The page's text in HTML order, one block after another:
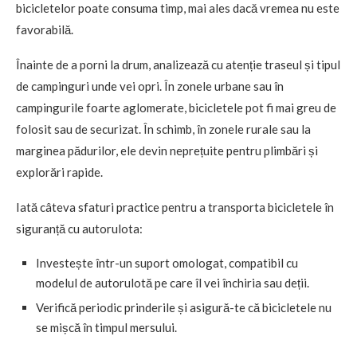
bicicletelor poate consuma timp, mai ales dacă vremea nu este
favorabilă.
Înainte de a porni la drum, analizează cu atenție traseul și tipul
de campinguri unde vei opri. În zonele urbane sau în
campingurile foarte aglomerate, bicicletele pot fi mai greu de
folosit sau de securizat. În schimb, în zonele rurale sau la
marginea pădurilor, ele devin neprețuite pentru plimbări și
explorări rapide.
Iată câteva sfaturi practice pentru a transporta bicicletele în
siguranță cu autorulota:
Investește într-un suport omologat, compatibil cu
modelul de autorulotă pe care îl vei închiria sau deții.
Verifică periodic prinderile și asigură-te că bicicletele nu
se mișcă în timpul mersului.